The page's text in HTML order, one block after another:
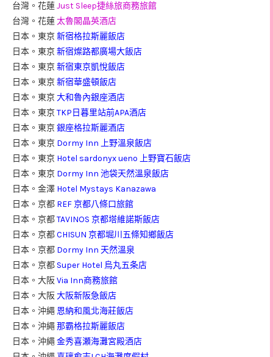
台灣。花蓮Just Sleep捷絲旅商務旅館
台灣。花蓮太魯閣晶英酒店
日本。東京新宿格拉斯麗飯店
日本。東京新宿燦路都廣場大飯店
日本。東京新宿東京凱悅飯店
日本。東京新宿華盛頓飯店
日本。東京大和魯內銀座酒店
日本。東京TKP日暮里站前APA酒店
日本。東京銀座格拉斯麗酒店
日本。東京 Dormy Inn 上野溫泉飯店
日本。東京 Hotel sardonyx ueno 上野寶石飯店
日本。東京 Dormy Inn 池袋天然溫泉飯店
日本。金澤 Hotel Mystays Kanazawa
日本。京都 REF 京都八條口旅館
日本。京都TAVINOS 京都塔維諾斯飯店
日本。京都CHISUN 京都堀川五條知鄉飯店
日本。京都 Dormy Inn 天然溫泉
日本。京都 Super Hotel 烏丸五条店
日本。大阪Via Inn商務旅館
日本。大阪大阪新阪急飯店
日本。沖繩 恩納和風北海莊飯店
日本。沖繩那霸格拉斯麗飯店
日本。沖繩金秀喜瀬海灘宮殿酒店